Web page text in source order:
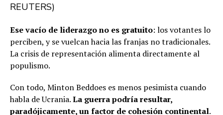
REUTERS)
Ese vacío de liderazgo no es gratuito: los votantes lo
perciben, y se vuelcan hacia las franjas no tradicionales.
La crisis de representación alimenta directamente al
populismo.
Con todo, Minton Beddoes es menos pesimista cuando
habla de Ucrania.La guerra podría resultar,
paradójicamente, un factor de cohesión continental.